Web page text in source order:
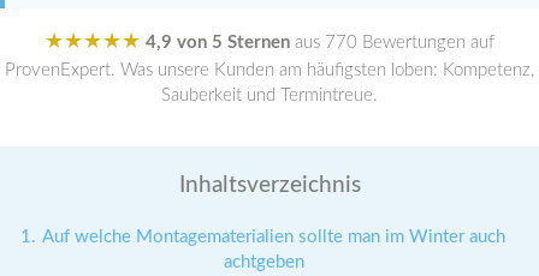
★★★★★ 4,9 von 5 Sternen aus 770 Bewertungen auf
ProvenExpert. Was unsere Kunden am häufigsten loben: Kompetenz,
Sauberkeit und Termintreue.
Inhaltsverzeichnis
Auf welche Montagematerialien sollte man im Winter auch
achtgeben